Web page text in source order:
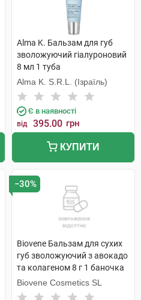
Alma K. Бальзам для губ
зволожуючий гіалуроновий
8 мл 1 туба
Alma K. S.R.L. (Ізраїль)
Є в наявності
від 395.00 грн
КУПИТИ
−30%
Biovene Бальзам для сухих
губ зволожуючий з авокадо
та колагеном 8 г 1 баночка
Biovene Cosmetics SL